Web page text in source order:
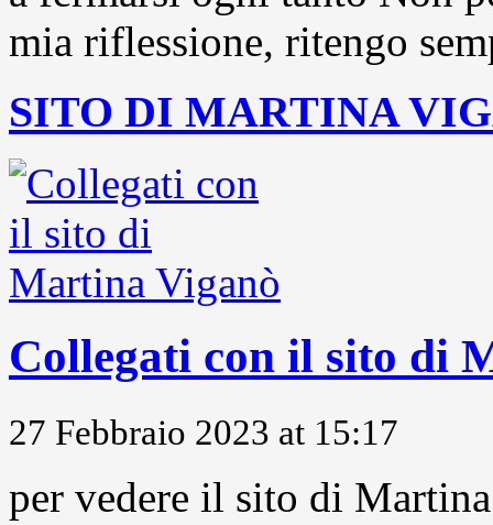
mia riflessione, ritengo
SITO DI MARTINA
Collegati con il sito di
27 Febbraio 2023 at 15:17
per vedere il sito di